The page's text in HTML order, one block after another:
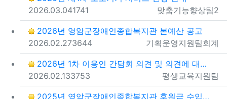
등록자
맞춤기능향상팀2
등록일
2026.03.04조회
1741
2026년 영암군장애인종합복지관 본예산 공고
등록자
기획운영지원팀회계
등록일
2026.02.27조회
3644
2026년 1차 이용인 간담회 의견 및 의견에 대한 …
등록자
평생교육지원팀
등록일
2026.02.13조회
3753
2025년 영암군장애인종합복지관 후원금 수입 사용 결과…